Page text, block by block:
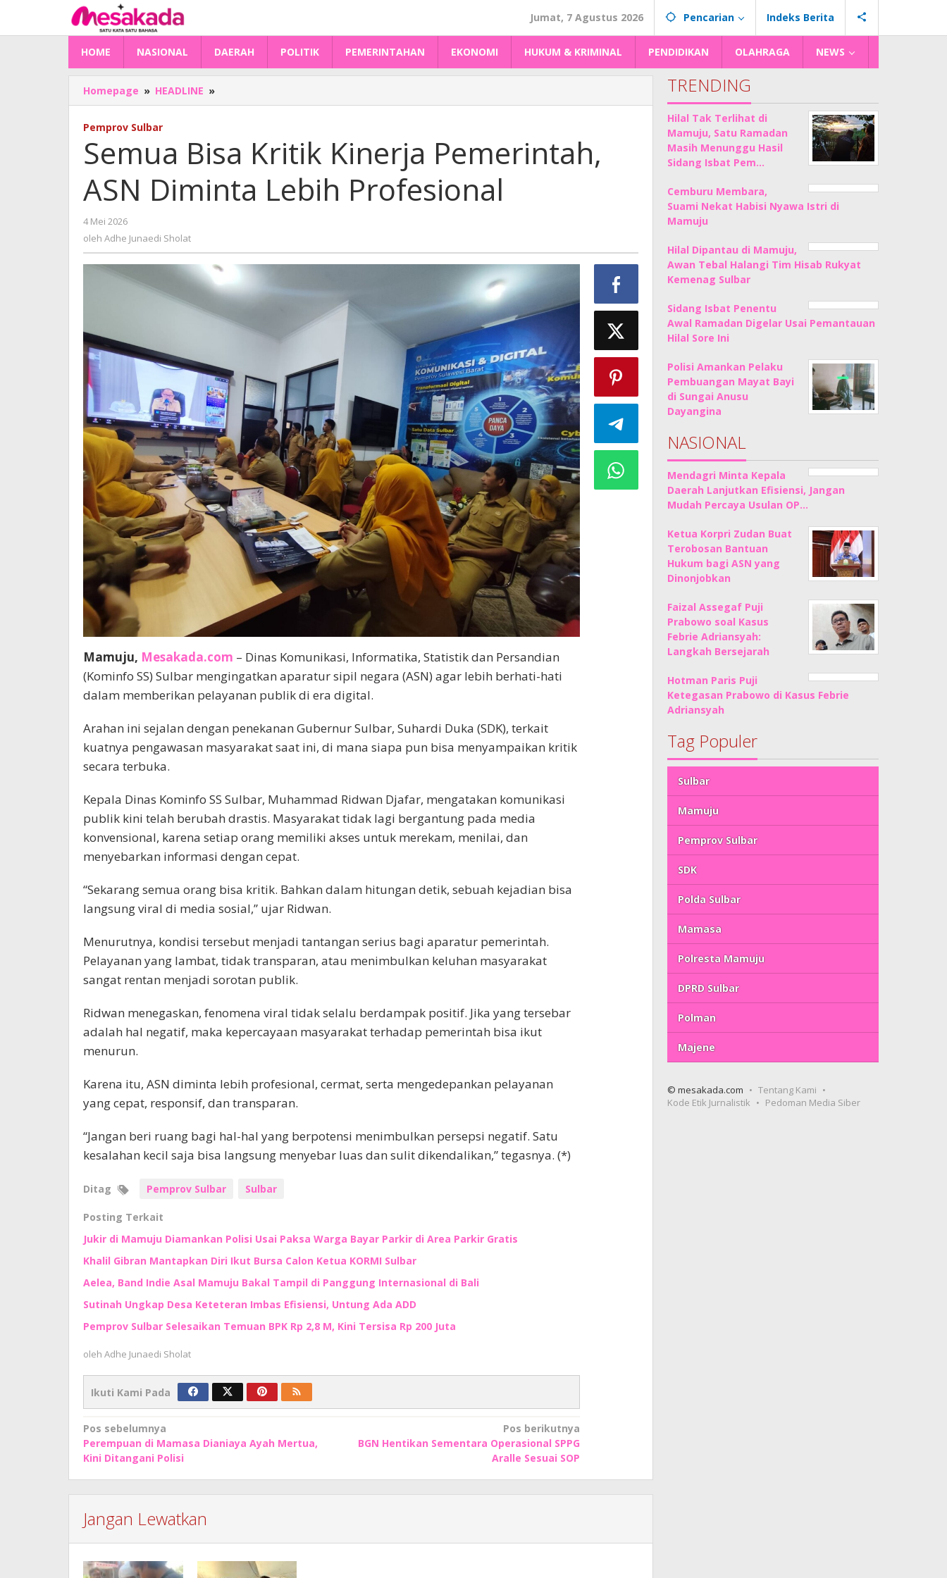
konten
Jumat, 7 Agustus 2026 Pencarian Indeks Berita
HOME NASIONAL DAERAH POLITIK PEMERINTAHAN EKONOMI HUKUM & KRIMINAL PENDIDIKAN OLAHRAGA NEWS
Homepage » HEADLINE »
Bisa
Pemerintah,
ASN
Diminta
Lebih
Pemprov Sulbar
Semua Bisa Kritik Kinerja Pemerintah,
ASN Diminta Lebih Profesional
4 Mei 2026
oleh Adhe Junaedi Sholat
Mamuju, Mesakada.com – Dinas Komunikasi, Informatika, Statistik dan Persandian
(Kominfo SS) Sulbar mengingatkan aparatur sipil negara (ASN) agar lebih berhati-hati
dalam memberikan pelayanan publik di era digital.
Arahan ini sejalan dengan penekanan Gubernur Sulbar, Suhardi Duka (SDK), terkait
kuatnya pengawasan masyarakat saat ini, di mana siapa pun bisa menyampaikan kritik
secara terbuka.
Kepala Dinas Kominfo SS Sulbar, Muhammad Ridwan Djafar, mengatakan komunikasi
publik kini telah berubah drastis. Masyarakat tidak lagi bergantung pada media
konvensional, karena setiap orang memiliki akses untuk merekam, menilai, dan
menyebarkan informasi dengan cepat.
“Sekarang semua orang bisa kritik. Bahkan dalam hitungan detik, sebuah kejadian bisa
langsung viral di media sosial,” ujar Ridwan.
Menurutnya, kondisi tersebut menjadi tantangan serius bagi aparatur pemerintah.
Pelayanan yang lambat, tidak transparan, atau menimbulkan keluhan masyarakat
sangat rentan menjadi sorotan publik.
Ridwan menegaskan, fenomena viral tidak selalu berdampak positif. Jika yang tersebar
adalah hal negatif, maka kepercayaan masyarakat terhadap pemerintah bisa ikut
menurun.
Karena itu, ASN diminta lebih profesional, cermat, serta mengedepankan pelayanan
yang cepat, responsif, dan transparan.
“Jangan beri ruang bagi hal-hal yang berpotensi menimbulkan persepsi negatif. Satu
kesalahan kecil saja bisa langsung menyebar luas dan sulit dikendalikan,” tegasnya. (*)
Ditag Pemprov Sulbar Sulbar
Posting Terkait
Jukir di Mamuju Diamankan Polisi Usai Paksa Warga Bayar Parkir di Area Parkir Gratis
Khalil Gibran Mantapkan Diri Ikut Bursa Calon Ketua KORMI Sulbar
Aelea, Band Indie Asal Mamuju Bakal Tampil di Panggung Internasional di Bali
Sutinah Ungkap Desa Keteteran Imbas Efisiensi, Untung Ada ADD
Pemprov Sulbar Selesaikan Temuan BPK Rp 2,8 M, Kini Tersisa Rp 200 Juta
oleh Adhe Junaedi Sholat
Ikuti Kami Pada
Navigasi
pos
Pos sebelumnya
Perempuan di Mamasa Dianiaya Ayah Mertua,
Kini Ditangani Polisi
Pos berikutnya
BGN Hentikan Sementara Operasional SPPG
Aralle Sesuai SOP
Jangan Lewatkan
TRENDING
Hilal Tak Terlihat di
Mamuju, Satu Ramadan
Masih Menunggu Hasil
Sidang Isbat Pem…
Cemburu Membara,
Suami Nekat Habisi Nyawa Istri di
Mamuju
Hilal Dipantau di Mamuju,
Awan Tebal Halangi Tim Hisab Rukyat
Kemenag Sulbar
Sidang Isbat Penentu
Awal Ramadan Digelar Usai Pemantauan
Hilal Sore Ini
Polisi Amankan Pelaku
Pembuangan Mayat Bayi
di Sungai Anusu
Dayangina
NASIONAL
Mendagri Minta Kepala
Daerah Lanjutkan Efisiensi, Jangan
Mudah Percaya Usulan OP…
Ketua Korpri Zudan Buat
Terobosan Bantuan
Hukum bagi ASN yang
Dinonjobkan
Faizal Assegaf Puji
Prabowo soal Kasus
Febrie Adriansyah:
Langkah Bersejarah
Hotman Paris Puji
Ketegasan Prabowo di Kasus Febrie
Adriansyah
Tag Populer
Sulbar
Mamuju
Pemprov Sulbar
SDK
Polda Sulbar
Mamasa
Polresta Mamuju
DPRD Sulbar
Polman
Majene
© mesakada.com
Tentang Kami
Kode Etik Jurnalistik
Pedoman Media Siber